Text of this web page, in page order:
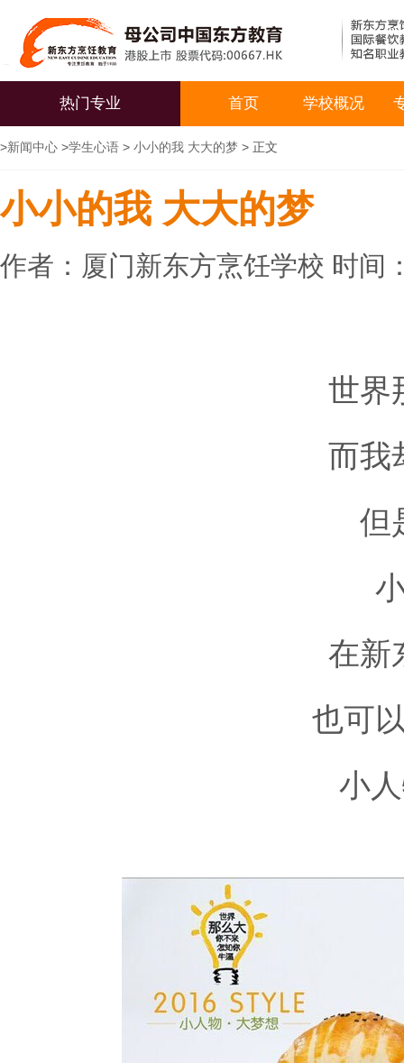
热门专业 首页 学校概况
>新闻中心 >学生心语 > 小小的我 大大的梦 > 正文
小小的我 大大的梦
作者：厦门新东方烹饪学校 时间
世界
而我
但是
小
在新
也可以
小人